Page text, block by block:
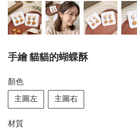
手繪 貓貓的蝴蝶酥
顏色
主圖左
主圖右
材質